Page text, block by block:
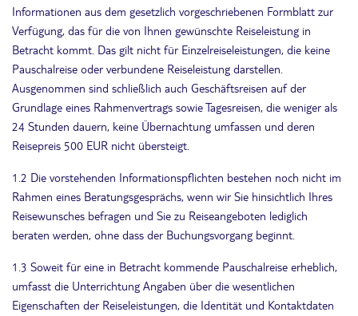
Informationen aus dem gesetzlich vorgeschriebenen Formblatt zur
Verfügung, das für die von Ihnen gewünschte Reiseleistung in
Betracht kommt. Das gilt nicht für Einzelreiseleistungen, die keine
Pauschalreise oder verbundene Reiseleistung darstellen.
Ausgenommen sind schließlich auch Geschäftsreisen auf der
Grundlage eines Rahmenvertrags sowie Tagesreisen, die weniger als
24 Stunden dauern, keine Übernachtung umfassen und deren
Reisepreis 500 EUR nicht übersteigt.
1.2 Die vorstehenden Informationspflichten bestehen noch nicht im
Rahmen eines Beratungsgesprächs, wenn wir Sie hinsichtlich Ihres
Reisewunsches befragen und Sie zu Reiseangeboten lediglich
beraten werden, ohne dass der Buchungsvorgang beginnt.
1.3 Soweit für eine in Betracht kommende Pauschalreise erheblich,
umfasst die Unterrichtung Angaben über die wesentlichen
Eigenschaften der Reiseleistungen, die Identität und Kontaktdaten